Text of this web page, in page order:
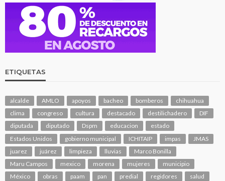
ETIQUETAS
alcalde AMLO apoyos bacheo bomberos
chihuahua
clima
congreso cultura destacado destilichadero
DIF
diputada
diputado Dspm educacion
estado
Estados Unidos
gobierno municipal ICHITAIP impas
JMAS
juarez
juárez limpieza lluvias
Marco Bonilla
Maru Campos
mexico morena mujeres
municipio
México
obras paam pan predial regidores
salud